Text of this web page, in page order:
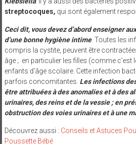
streptocoques, qui sont également
Ceci dit, vous devez d’abord enseigner
d’une bonne hygiène intime. Toutes les
compris la cystite, peuvent être
âge ; en particulier les filles (comme c’est
enfants d’âge scolaire. Cette infection
parfois concomitantes. Les infections
être attribuées à des anomalies et à des
urinaires, des reins et de la vessie ; en
obstruction des voies urinaires et à une
Découvrez aussi : Conseils et Astuces
Poussette Bébé